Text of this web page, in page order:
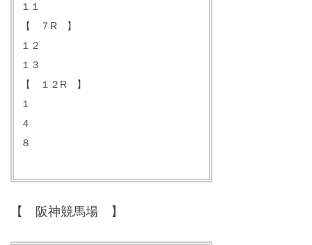
１１
【 ７R 】
１２
１３
【 １２R 】
１
４
８
【 阪神競馬場 】